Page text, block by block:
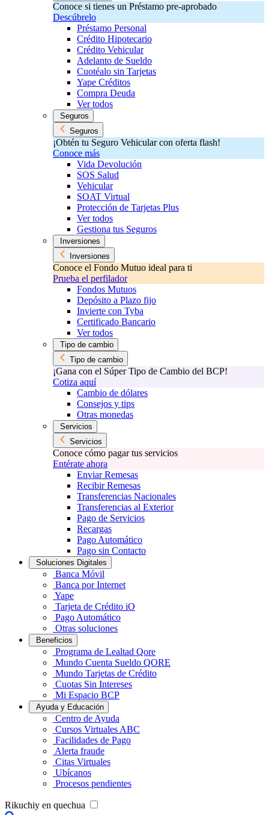
Conoce si tienes un Préstamo pre-aprobado
Descúbrelo
Préstamo Personal
Crédito Hipotecario
Crédito Vehicular
Adelanto de Sueldo
Cuotéalo sin Tarjetas
Yape Créditos
Compra Deuda
Ver todos
Seguros
Seguros
¡Obtén tu Seguro Vehicular con oferta flash!
Conoce más
Vida Devolución
SOS Salud
Vehicular
SOAT Virtual
Protección de Tarjetas Plus
Ver todos
Gestiona tus Seguros
Inversiones
Inversiones
Conoce el Fondo Mutuo ideal para ti
Prueba el perfilador
Fondos Mutuos
Depósito a Plazo fijo
Invierte con Tyba
Certificado Bancario
Ver todos
Tipo de cambio
Tipo de cambio
¡Gana con el Súper Tipo de Cambio del BCP!
Cotiza aquí
Cambio de dólares
Consejos y tips
Otras monedas
Servicios
Servicios
Conoce cómo pagar tus servicios
Entérate ahora
Enviar Remesas
Recibir Remesas
Transferencias Nacionales
Transferencias al Exterior
Pago de Servicios
Recargas
Pago Automático
Pago sin Contacto
Soluciones Digitales
Banca Móvil
Banca por Internet
Yape
Tarjeta de Crédito iO
Pago Automático
Otras soluciones
Beneficios
Programa de Lealtad Qore
Mundo Cuenta Sueldo QORE
Mundo Tarjetas de Crédito
Cuotas Sin Intereses
Mi Espacio BCP
Ayuda y Educación
Centro de Ayuda
Cursos Virtuales ABC
Facilidades de Pago
Alerta fraude
Citas Virtuales
Ubícanos
Procesos pendientes
Rikuchiy en quechua